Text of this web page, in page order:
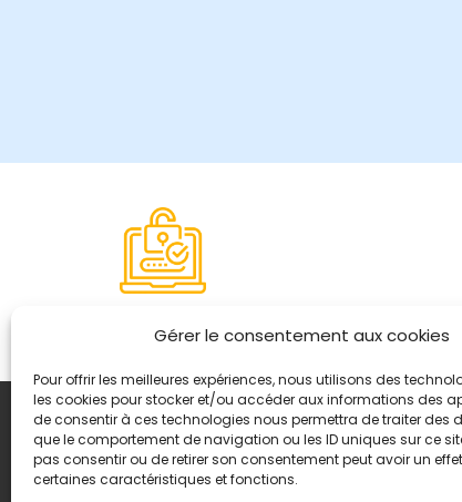
Gérer le consentement aux cookies
Pour offrir les meilleures expériences, nous utilisons des
les cookies pour stocker et/ou accéder aux informations des
de consentir à ces technologies nous permettra de traiter des
que le comportement de navigation ou les ID uniques sur ce
pas consentir ou de retirer son consentement peut avoir un
certaines caractéristiques et fonctions.
Paiement sécurisé
Coordonnées
8, quai Romain